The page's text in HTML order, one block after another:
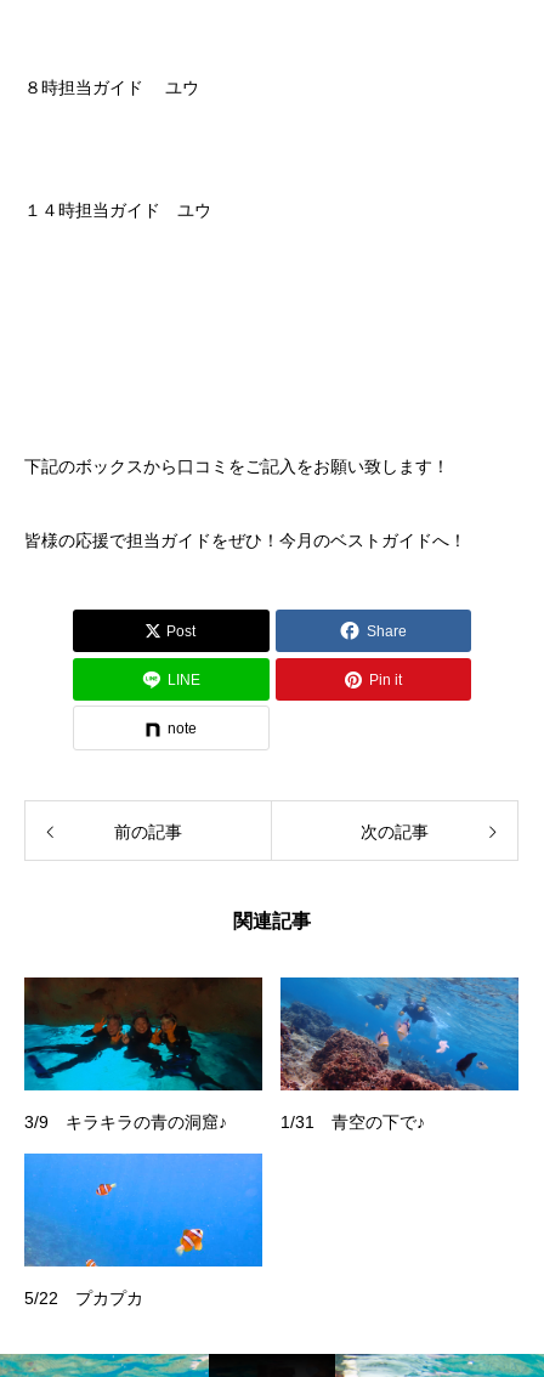
８時担当ガイド ユウ
１４時担当ガイド ユウ
下記のボックスから口コミをご記入をお願い致します！
皆様の応援で担当ガイドをぜひ！今月のベストガイドへ！
Post Share
LINE Pin it
note
前の記事 次の記事
関連記事
3/9 キラキラの青の洞窟♪ 1/31 青空の下で♪
5/22 プカプカ